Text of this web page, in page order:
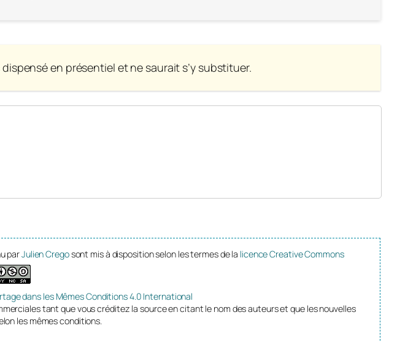
en présentiel et ne saurait s’y substituer.
parJulien Cregosont mis à disposition selon les termes de la licence Creative Commons
dans les Mêmes Conditions 4.0 International
tant que vous créditez la source en citant le nom des auteurs et que les nouvelles
les mêmes conditions.